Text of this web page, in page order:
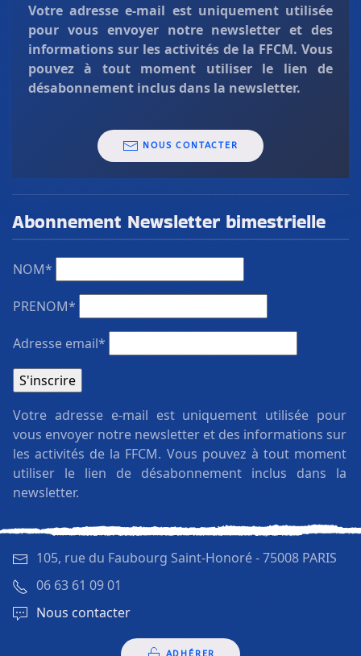
Votre adresse e-mail est uniquement utilisée
pour vous envoyer notre newsletter et des
informations sur les activités de la FFCM. Vous
pouvez à tout moment utiliser le lien de
désabonnement inclus dans la newsletter.
NOUS CONTACTER
Abonnement Newsletter bimestrielle
NOM*
PRENOM*
Adresse email*
Votre adresse e-mail est uniquement utilisée pour
vous envoyer notre newsletter et des informations sur
les activités de la FFCM. Vous pouvez à tout moment
utiliser le lien de désabonnement inclus dans la
newsletter.
105, rue du Faubourg Saint-Honoré -75008 PARIS
06 63 61 09 01
Nous contacter
ADHÉRER